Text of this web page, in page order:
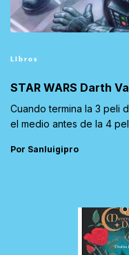
Libros
STAR WARS Darth
Cuando termina la 3 peli
el medio antes de la 4
Por Sanluigipro